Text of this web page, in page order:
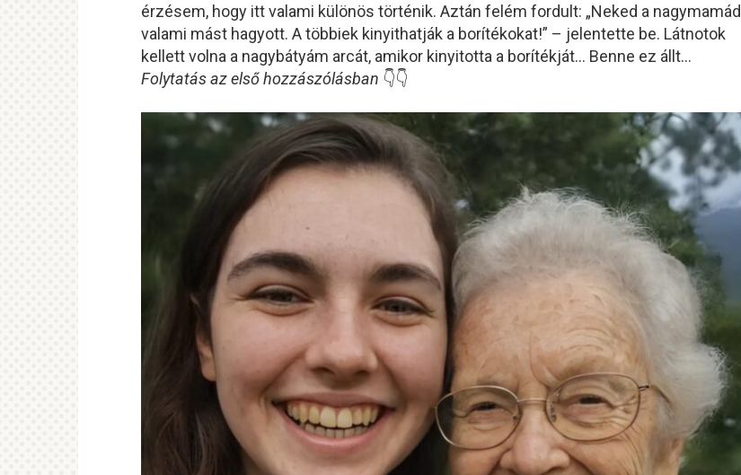
érzésem, hogy itt valami különös történik. Aztán felém fordult: „Neked a nagymamád
valami mást hagyott. A többiek kinyithatják a borítékokat!” – jelentette be. Látnotok
kellett volna a nagybátyám arcát, amikor kinyitotta a borítékját… Benne ez állt…
Folytatás az első hozzászólásban 👇👇